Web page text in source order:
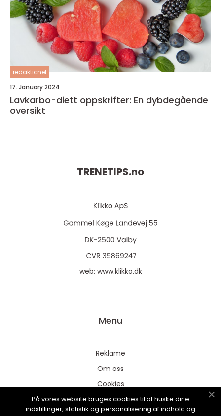
redaktionel
17. January 2024
Lavkarbo-diett oppskrifter: En dybdegående
oversikt
TRENETIPS.no
web: www.klikko.dk
Menu
Reklame
Om oss
Cookies
Kontakt Oss
På vores website bruges cookies til at huske dine
indstillinger, statistik og personalisering af indhold og